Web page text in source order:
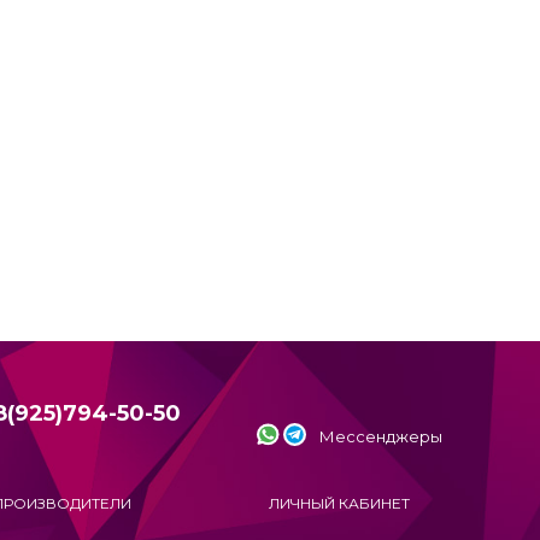
50-50
Мессенджеры
ЛИЧНЫЙ КАБИНЕТ